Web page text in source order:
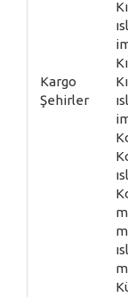
Kargo
Şehirler